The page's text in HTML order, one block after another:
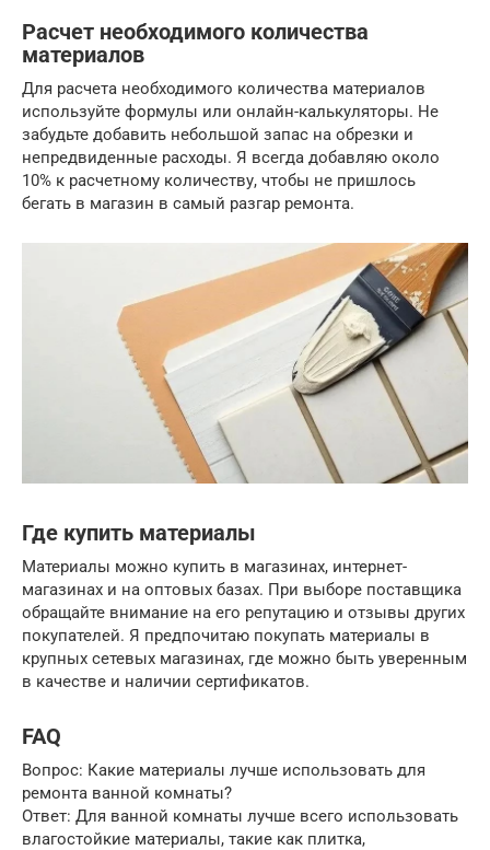
Расчет необходимого количества
материалов
Для расчета необходимого количества материалов
используйте формулы или онлайн-калькуляторы. Не
забудьте добавить небольшой запас на обрезки и
непредвиденные расходы. Я всегда добавляю около
10% к расчетному количеству, чтобы не пришлось
бегать в магазин в самый разгар ремонта.
Где купить материалы
Материалы можно купить в магазинах, интернет-
магазинах и на оптовых базах. При выборе поставщика
обращайте внимание на его репутацию и отзывы других
покупателей. Я предпочитаю покупать материалы в
крупных сетевых магазинах, где можно быть уверенным
в качестве и наличии сертификатов.
FAQ
Вопрос: Какие материалы лучше использовать для
ремонта ванной комнаты?
Ответ: Для ванной комнаты лучше всего использовать
влагостойкие материалы, такие как плитка,